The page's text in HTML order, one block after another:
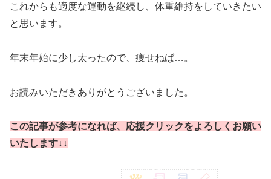
これからも適度な運動を継続し、体重維持をしていきたい
と思います。
年末年始に少し太ったので、痩せねば…。
お読みいただきありがとうございました。
この記事が参考になれば、応援クリックをよろしくお願い
いたします↓↓